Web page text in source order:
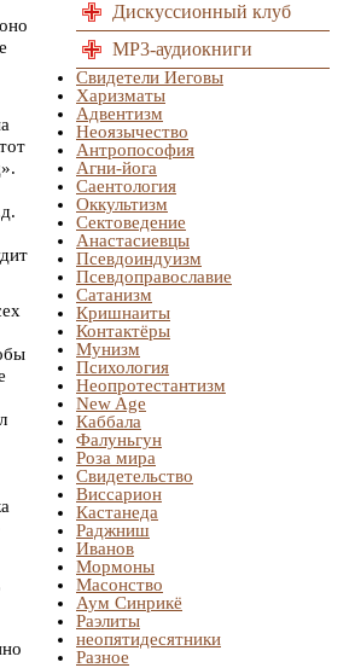
Дискуссионный клуб
MP3-аудиокниги
Свидетели Иеговы
Харизматы
Адвентизм
Неоязычество
Антропософия
Агни-йога
Саентология
Оккультизм
Сектоведение
Анастасиевцы
Псевдоиндуизм
Псевдоправославие
Сатанизм
Кришнаиты
Контактёры
Мунизм
Психология
Неопротестантизм
New Age
Каббала
Фалуньгун
Роза мира
Свидетельство
Виссарион
Кастанеда
Раджниш
Иванов
Мормоны
Масонство
Аум Синрикё
Раэлиты
неопятидесятники
Разное